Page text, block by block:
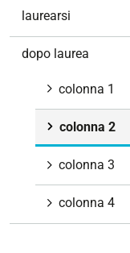
laurearsi
dopo laurea
colonna 1
colonna 2
colonna 3
colonna 4